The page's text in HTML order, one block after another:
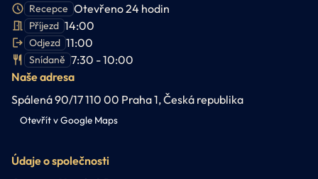
Recepce Otevřeno 24 hodin
Příjezd 14:00
Odjezd 11:00
Snídaně 7:30 - 10:00
Naše adresa
Spálená 90/17 110 00 Praha 1, Česká republika
Otevřít v Google Maps
Údaje o společnosti